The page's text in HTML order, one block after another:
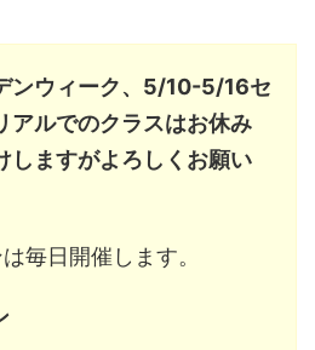
ウィーク、5/10-5/16セ
アルでのクラスはお休み
しますがよろしくお願い
毎日開催します。